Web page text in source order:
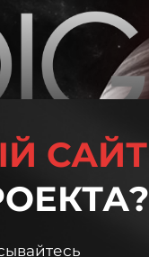
САЙТ